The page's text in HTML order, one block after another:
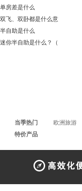
单房差是什么
双飞、双卧都是什么意
半自助是什么
迷你半自助是什么？（
当季热门 欧洲旅游
特价产品